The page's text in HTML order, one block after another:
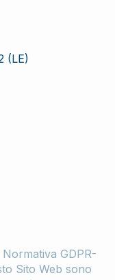
(LE)
GDPR-
Sito Web sono